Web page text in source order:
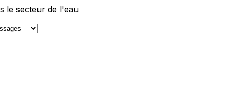
le secteur de l'eau